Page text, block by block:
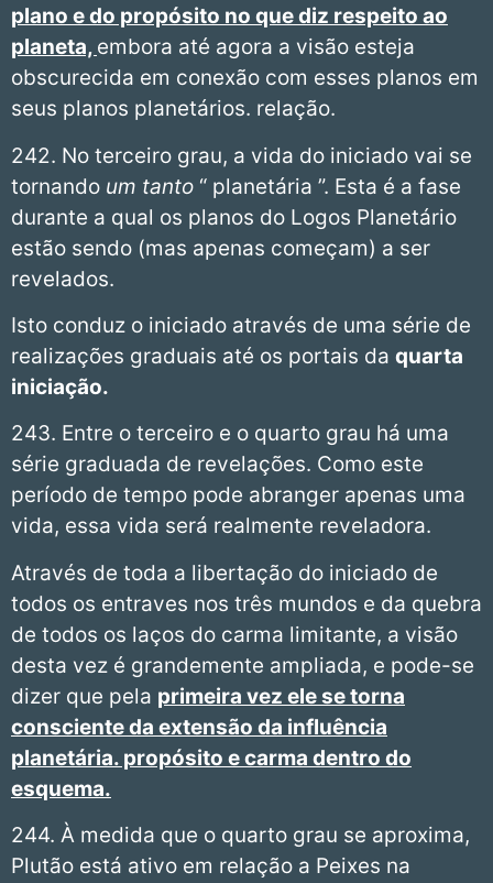
plano e do propósito no que diz respeito ao
planeta, embora até agora a visão esteja
obscurecida em conexão com esses planos em
seus planos planetários. relação.
242. No terceiro grau, a vida do iniciado vai se
tornando um tanto “ planetária ”. Esta é a fase
durante a qual os planos do Logos Planetário
estão sendo (mas apenas começam) a ser
revelados.
Isto conduz o iniciado através de uma série de
realizações graduais até os portais da quarta
iniciação.
243. Entre o terceiro e o quarto grau há uma
série graduada de revelações. Como este
período de tempo pode abranger apenas uma
vida, essa vida será realmente reveladora.
Através de toda a libertação do iniciado de
todos os entraves nos três mundos e da quebra
de todos os laços do carma limitante, a visão
desta vez é grandemente ampliada, e pode-se
dizer que pela primeira vez ele se torna
consciente da extensão da influência
planetária. propósito e carma dentro do
esquema.
244. À medida que o quarto grau se aproxima,
Plutão está ativo em relação a Peixes na